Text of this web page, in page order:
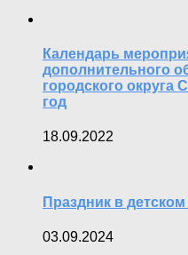
Календарь
дополнительного
городского округа
год
18.09.2022
Праздник в детском
03.09.2024